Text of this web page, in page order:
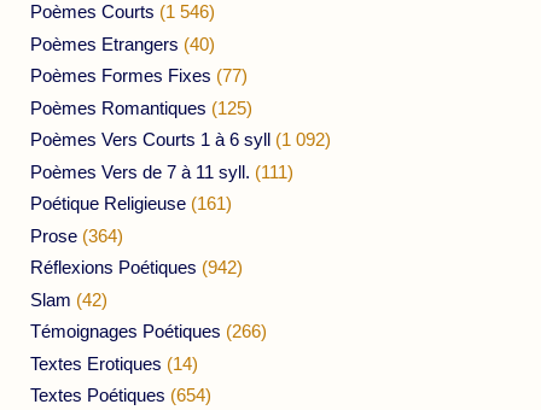
Poèmes Courts (1 546)
Poèmes Etrangers (40)
Poèmes Formes Fixes (77)
Poèmes Romantiques (125)
Poèmes Vers Courts 1 à 6 syll (1 092)
Poèmes Vers de 7 à 11 syll. (111)
Poétique Religieuse (161)
Prose (364)
Réflexions Poétiques (942)
Slam (42)
Témoignages Poétiques (266)
Textes Erotiques (14)
Textes Poétiques (654)